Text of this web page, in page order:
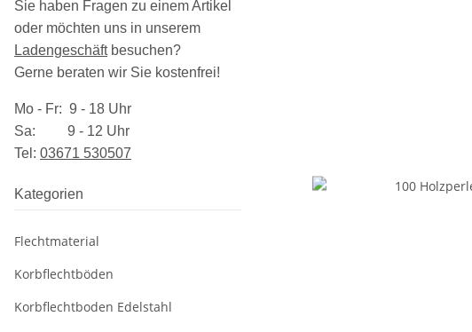
Sie haben Fragen zu einem Artikel
oder möchten uns in unserem
Ladengeschäftbesuchen?
Gerne beraten wir Sie kostenfrei!
Mo - Fr: 9 - 18 Uhr
Sa: 9 - 12 Uhr
Tel: 03​671 530507
Kategorien
Flechtmaterial
Korbflechtböden
Korbflechtboden Edelstahl